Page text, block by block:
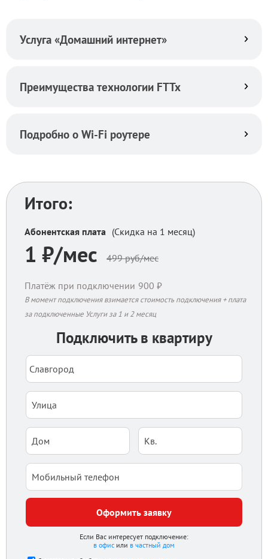
Услуга «Домашний интернет»
Преимущества технологии FTTx
Подробно о Wi-Fi роутере
Итого:
Абонентская плата (Скидка на 1 месяц)
1 ₽/мес 499руб/мес
Платёж при подключении 900 ₽
В момент подключения взимается стоимость подключения + плата
за подключенные Услуги за 1 и 2 месяц
Подключить в квартиру
Оформить заявку
Если Вас интересует подключение:
в офис или в частный дом